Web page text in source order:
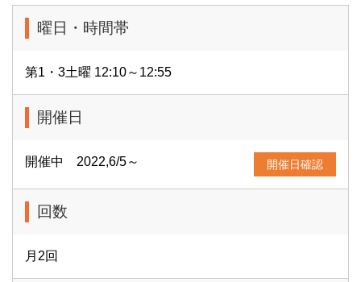
曜日・時間帯
第1・3土曜 12:10～12:55
開催日
開催中 2022,6/5～ 開催日確認
回数
月2回